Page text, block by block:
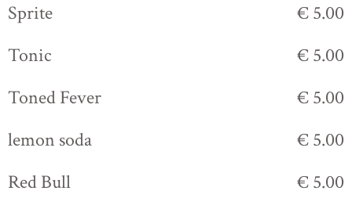
Sprite
€ 5.00
Tonic
€ 5.00
Toned Fever
€ 5.00
lemon soda
€ 5.00
Red Bull
€ 5.00